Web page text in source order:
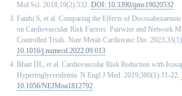
Mol Sci. 2018;19(2):532. DOI: 10.3390/ijms19020532
Fatahi S, et al. Comparing the Effects of
on Cardiovascular Risk Factors: Pairwise and Network
Controlled Trials. Nutr Metab Cardiovasc Dis.
10.1016/j.numecd.2022.09.013
Bhatt DL, et al. Cardiovascular Risk Reduction with
Hypertriglyceridemia. N Engl J Med. 2019;380(1):11-22.
10.1056/NEJMoa1812792